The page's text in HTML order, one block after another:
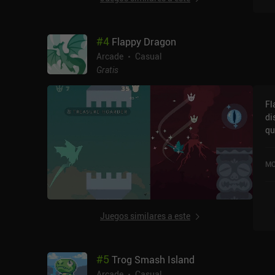
#4 Flappy Dragon
Arcade
Casual
Gratis
Juegos similares a este
#5 Trog Smash Island